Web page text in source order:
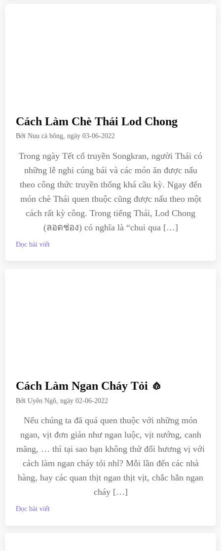
Cách Làm Chè Thái Lod Chong
BởiNuu cà bông, ngày03-06-2022
Trong ngày Tết cổ truyền Songkran, người Thái có
những lễ nghi cúng bái và các món ăn được nấu
theo công thức truyền thống khá cầu kỳ. Ngay đến
món chè Thái quen thuộc cũng được nấu theo một
cách rất kỳ công. Trong tiếng Thái, Lod Chong
(ลอดช่อง) có nghĩa là “chui qua […]
Đọc bài viết
Cách Làm Ngan Cháy Tỏi 🧄
BởiUyên Ngô , ngày02-06-2022
Nếu chúng ta đã quá quen thuộc với những món
ngan, vịt đơn giản như ngan luộc, vịt nướng, canh
măng, … thì tại sao bạn không thử đổi hương vị với
cách làm ngan cháy tỏi nhỉ? Mỗi lần đến các nhà
hàng, hay các quan thịt ngan thịt vịt, chắc hẳn ngan
cháy […]
Đọc bài viết